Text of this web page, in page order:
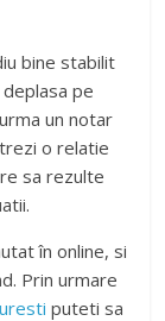
bine stabilit
pe
un notar
o relatie
sa rezulte
în online, si
Prin urmare
puteti sa